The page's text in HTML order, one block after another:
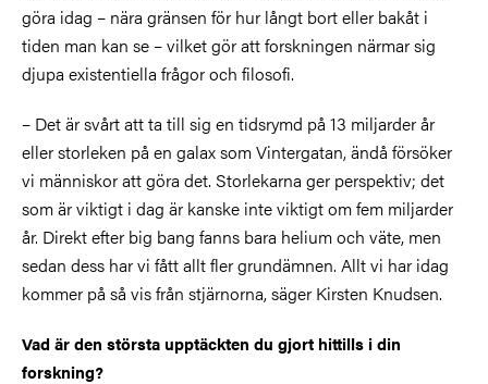
göra idag – nära gränsen för hur långt bort eller bakåt i
tiden man kan se – vilket gör att forskningen närmar sig
djupa existentiella frågor och filosofi.
– Det är svårt att ta till sig en tidsrymd på 13 miljarder år
eller storleken på en galax som Vintergatan, ändå försöker
vi människor att göra det. Storlekarna ger perspektiv; det
som är viktigt i dag är kanske inte viktigt om fem miljarder
år. Direkt efter big bang fanns bara helium och väte, men
sedan dess har vi fått allt fler grundämnen. Allt vi har idag
kommer på så vis från stjärnorna, säger Kirsten Knudsen.
Vad är den största upptäckten du gjort hittills i din
forskning?